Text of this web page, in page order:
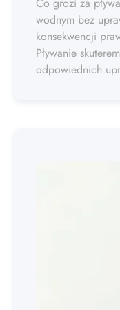
Co grozi za
wodnym bez
konsekwencji
Pływanie
odpowiednich